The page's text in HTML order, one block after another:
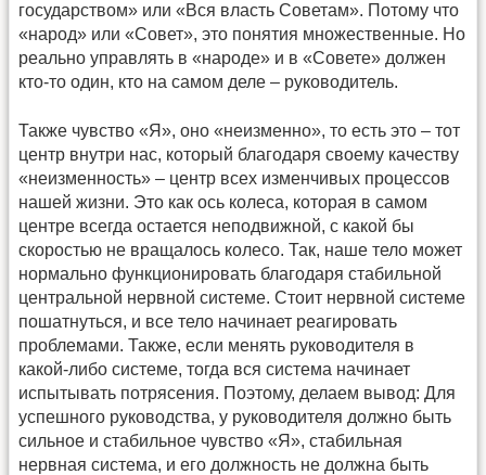
государством» или «Вся власть Советам». Потому что
«народ» или «Совет», это понятия множественные. Но
реально управлять в «народе» и в «Совете» должен
кто-то один, кто на самом деле – руководитель.
Также чувство «Я», оно «неизменно», то есть это – тот
центр внутри нас, который благодаря своему качеству
«неизменность» – центр всех изменчивых процессов
нашей жизни. Это как ось колеса, которая в самом
центре всегда остается неподвижной, с какой бы
скоростью не вращалось колесо. Так, наше тело может
нормально функционировать благодаря стабильной
центральной нервной системе. Стоит нервной системе
пошатнуться, и все тело начинает реагировать
проблемами. Также, если менять руководителя в
какой-либо системе, тогда вся система начинает
испытывать потрясения. Поэтому, делаем вывод: Для
успешного руководства, у руководителя должно быть
сильное и стабильное чувство «Я», стабильная
нервная система, и его должность не должна быть